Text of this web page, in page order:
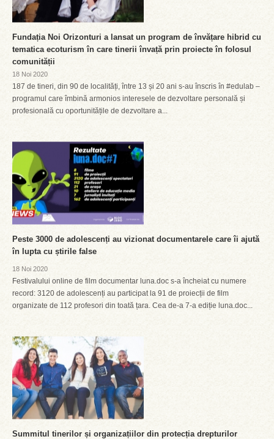
Fundația Noi Orizonturi a lansat un program de învățare hibrid cu
tematica ecoturism în care tinerii învață prin proiecte în folosul
comunității
18 Noi 2020
187 de tineri, din 90 de localități, între 13 și 20 ani s-au înscris în #edulab –
programul care îmbină armonios interesele de dezvoltare personală și
profesională cu oportunitățile de dezvoltare a...
Peste 3000 de adolescenți au vizionat documentarele care îi ajută
în lupta cu știrile false
18 Noi 2020
Festivalului online de film documentar luna.doc s-a încheiat cu numere
record: 3120 de adolescenți au participat la 91 de proiecții de film
organizate de 112 profesori din toată țara. Cea de-a 7-a ediție luna.doc...
Summitul tinerilor și organizațiilor din protecția drepturilor